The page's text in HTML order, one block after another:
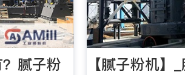
腻子粉
【腻子粉机